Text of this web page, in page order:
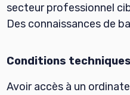
secteur professionnel
Des connaissances de
Conditions
Avoir accès à un